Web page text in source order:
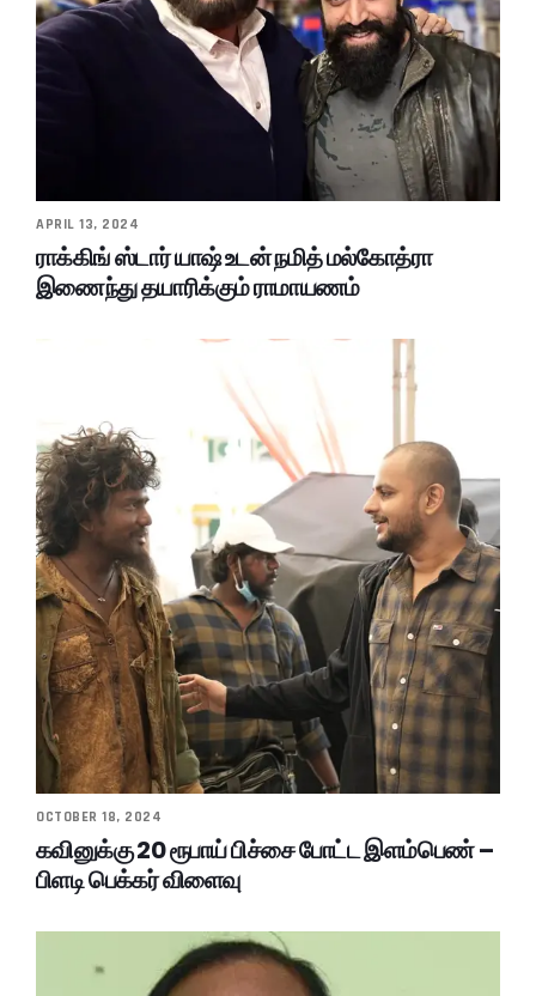
APRIL 13, 2024
ராக்கிங் ஸ்டார் யாஷ் உடன் நமித் மல்கோத்ரா
இணைந்து தயாரிக்கும் ராமாயணம்
OCTOBER 18, 2024
கவினுக்கு 20 ரூபாய் பிச்சை போட்ட இளம்பெண் –
பிளடி பெக்கர் விளைவு